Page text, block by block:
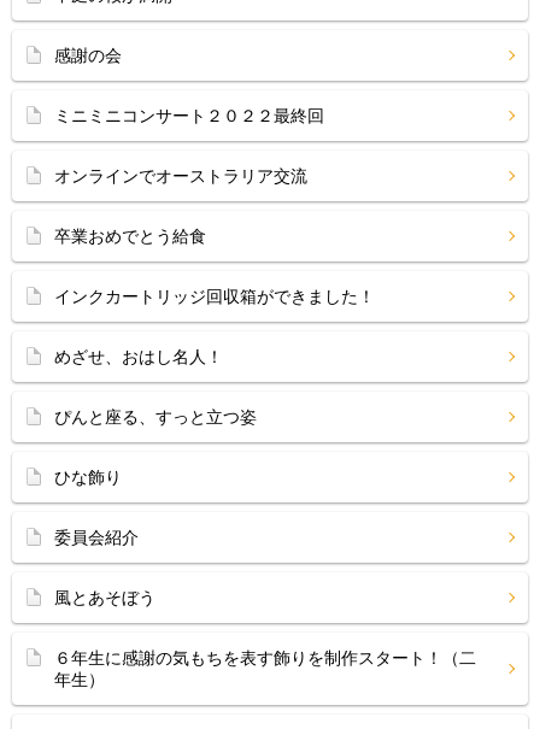
感謝の会
ミニミニコンサート２０２２最終回
オンラインでオーストラリア交流
卒業おめでとう給食
インクカートリッジ回収箱ができました！
めざせ、おはし名人！
ぴんと座る、すっと立つ姿
ひな飾り
委員会紹介
風とあそぼう
６年生に感謝の気もちを表す飾りを制作スタート！（二
年生）